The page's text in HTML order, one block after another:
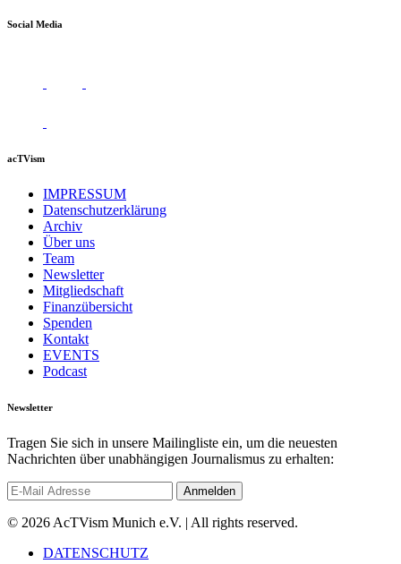
Social Media
acTVism
IMPRESSUM
Datenschutzerklärung
Archiv
Über uns
Team
Newsletter
Mitgliedschaft
Finanzübersicht
Spenden
Kontakt
EVENTS
Podcast
Newsletter
Tragen Sie sich in unsere Mailingliste ein, um die neuesten
Nachrichten über unabhängigen Journalismus zu erhalten:
© 2026 AcTVism Munich e.V. | All rights reserved.
DATENSCHUTZ